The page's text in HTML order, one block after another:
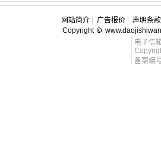
网站简介 广告报价
声明条款
Copyright
电子信
备案编